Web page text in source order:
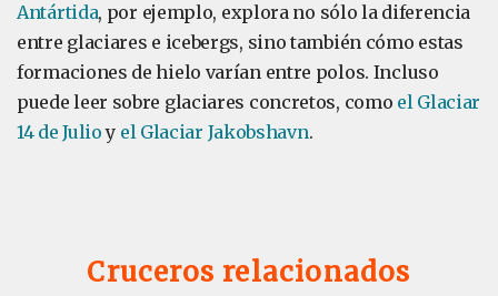
Antártida, por ejemplo, explora no sólo la diferencia
entre glaciares e icebergs, sino también cómo estas
formaciones de hielo varían entre polos. Incluso
puede leer sobre glaciares concretos, como el Glaciar
14 de Julioy el Glaciar Jakobshavn.
Cruceros relacionados